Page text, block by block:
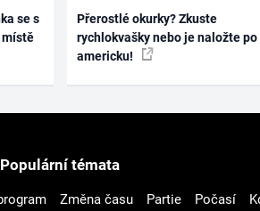
se s
místě
Přerostlé okurky? Zkuste
rychlokvašky nebo je naložte po
americku!
Populární témata
Změna času Partie Počasí